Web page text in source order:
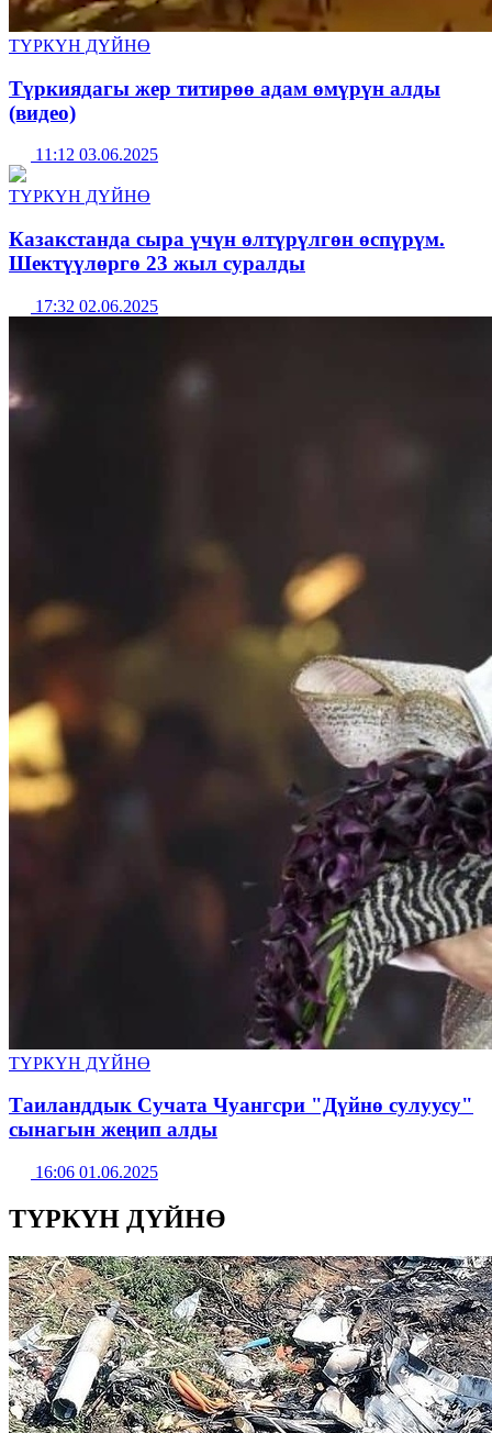
ТҮРКҮН ДҮЙНӨ
Түркиядагы жер титирөө адам өмүрүн алды
(видео)
11:12 03.06.2025
ТҮРКҮН ДҮЙНӨ
Казакстанда сыра үчүн өлтүрүлгөн өспүрүм.
Шектүүлөргө 23 жыл суралды
17:32 02.06.2025
ТҮРКҮН ДҮЙНӨ
Таиланддык Сучата Чуангсри "Дүйнө сулуусу"
сынагын жеңип алды
16:06 01.06.2025
ТҮРКҮН ДҮЙНӨ